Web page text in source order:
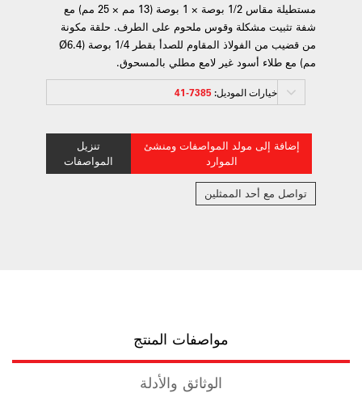
مستطيلة مقاس 1/2 بوصة × 1 بوصة (13 مم × 25 مم) مع
شفة تثبيت مشكلة وقوس ملحوم على الطرف. حلقة مكونة
من قضيب من الفولاذ المقاوم للصدأ بقطر 1/4 بوصة (Ø6.4
مم) مع طلاء أسود غير لامع مطلي بالمسحوق.
خيارات الموديل:7385-41
إضافة إلى مولد المواصفات ومنشئ
الموارد
تنزيل
المواصفات
تواصل مع أحد الممثلين
مواصفات المنتج
الوثائق والأدلة